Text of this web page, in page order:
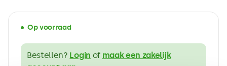
Op voorraad
Bestellen? Login of maak een zakelijk